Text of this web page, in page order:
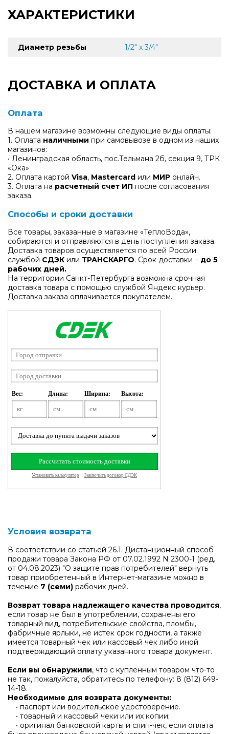
ХАРАКТЕРИСТИКИ
Диаметр резьбы 1/2" х 3/4"
ДОСТАВКА И ОПЛАТА
Оплата
В нашем магазине возможны следующие виды оплаты:
1. Оплата наличными при самовывозе в одном из наших
магазинов:
• Ленинградская область, пос.Тельмана 2б, секция 9, ТРК
«Ока»
2. Оплата картой Visa, Mastercard или МИР онлайн.
3. Оплата на расчетный счет ИП после согласования
заказа.
Способы и сроки доставки
Все товары, заказанные в магазине «ТеплоВода»,
собираются и отправляются в день поступления заказа.
Доставка товаров осуществляется по всей России
службой СДЭК или ТРАНСКАРГО. Срок доставки – до 5
рабочих дней.
На территории Санкт-Петербурга возможна срочная
доставка товара с помощью службой Яндекс курьер.
Доставка заказа оплачивается покупателем.
Условия возврата
В соответствии со статьей 26.1. Дистанционный способ
продажи товара Закона РФ от 07.02.1992 N 2300-1 (ред.
от 04.08.2023) "О защите прав потребителей" вернуть
товар приобретенный в Интернет-магазине можно в
течение 7 (семи) рабочих дней.
Возврат товара надлежащего качества проводится,
если товар не был в употреблении, сохранены его
товарный вид, потребительские свойства, пломбы,
фабричные ярлыки, не истек срок годности, а также
имеется товарный чек или кассовый чек либо иной
подтверждающий оплату указанного товара документ.
Если вы обнаружили, что с купленным товаром что-то
не так, пожалуйста, обратитесь по телефону: 8 (812) 649-
14-18.
Необходимые для возврата документы:
• паспорт или водительское удостоверение.
• товарный и кассовый чеки или их копии;
• оригинал банковской карты и слип-чек, если оплата